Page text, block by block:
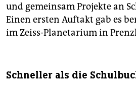
und gemeinsam Projekte an
Einen ersten Auftakt gab es
im Zeiss-Planetarium in
Schneller als die